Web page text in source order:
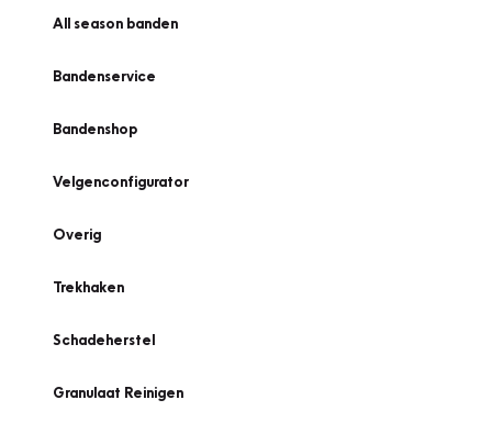
All season banden
Bandenservice
Bandenshop
Velgenconfigurator
Overig
Trekhaken
Schadeherstel
Granulaat Reinigen